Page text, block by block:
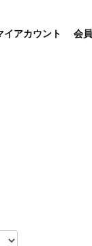
イアカウント 会